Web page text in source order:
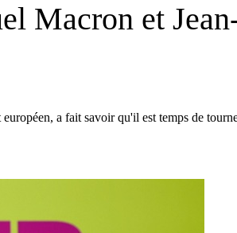
Macron et
a fait savoir qu'il est temps de